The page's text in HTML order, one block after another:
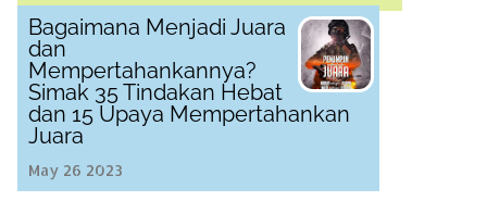
Bagaimana Menjadi Juara
dan
Mempertahankannya?
Simak 35 Tindakan Hebat
dan 15 Upaya Mempertahankan
Juara
May 26 2023